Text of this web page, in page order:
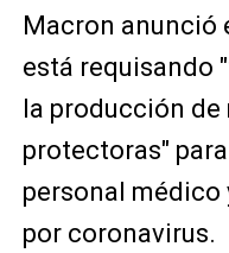
Macron anunció
está requisando
la producción
protectoras"
personal médico
por coronavirus.